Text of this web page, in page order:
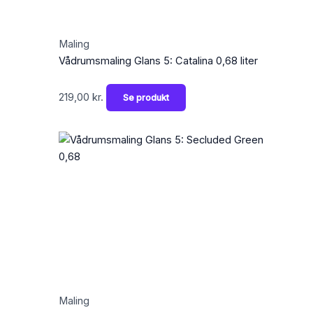
Maling
Vådrumsmaling Glans 5: Catalina 0,68 liter
219,00 kr. Se produkt
Maling